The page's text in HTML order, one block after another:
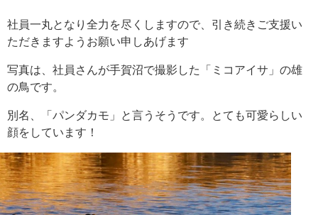
社員一丸となり全力を尽くしますので、引き続きご支援い
ただきますようお願い申しあげます
写真は、社員さんが手賀沼で撮影した「ミコアイサ」の雄
の鳥です。
別名、「パンダカモ」と言うそうです。とても可愛らしい
顔をしています！